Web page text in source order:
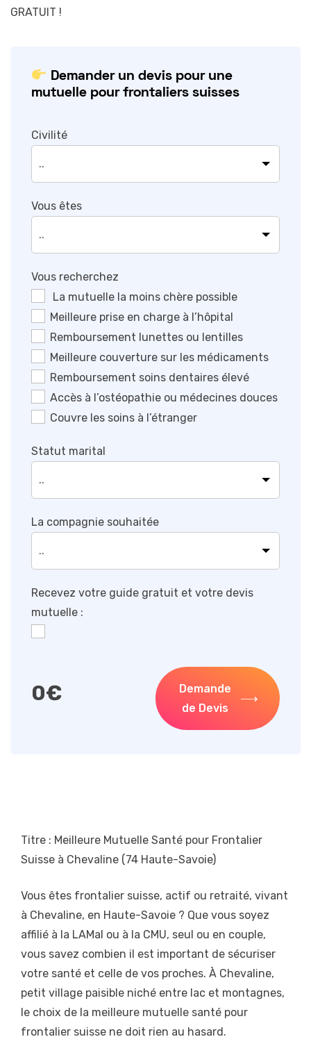
GRATUIT !
Demander un devis pour une
mutuelle pour frontaliers suisses
Civilité
Vous êtes
Vous recherchez
La mutuelle la moins chère possible
Meilleure prise en charge à l’hôpital
Remboursement lunettes ou lentilles
Meilleure couverture sur les médicaments
Remboursement soins dentaires élevé
Accès à l’ostéopathie ou médecines douces
Couvre les soins à l’étranger
Statut marital
La compagnie souhaitée
Recevez votre guide gratuit et votre devis
mutuelle :
0€
Demande
de Devis
Titre : Meilleure Mutuelle Santé pour Frontalier
Suisse à Chevaline (74 Haute-Savoie)
Vous êtes frontalier suisse, actif ou retraité, vivant
à Chevaline, en Haute-Savoie ? Que vous soyez
affilié à la LAMal ou à la CMU, seul ou en couple,
vous savez combien il est important de sécuriser
votre santé et celle de vos proches. À Chevaline,
petit village paisible niché entre lac et montagnes,
le choix de la meilleure mutuelle santé pour
frontalier suisse ne doit rien au hasard.